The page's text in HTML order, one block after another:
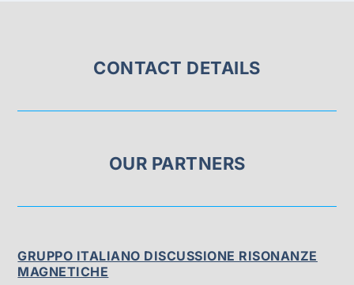
CONTACT DETAILS
OUR PARTNERS
GRUPPO ITALIANO DISCUSSIONE RISONANZE
MAGNETICHE